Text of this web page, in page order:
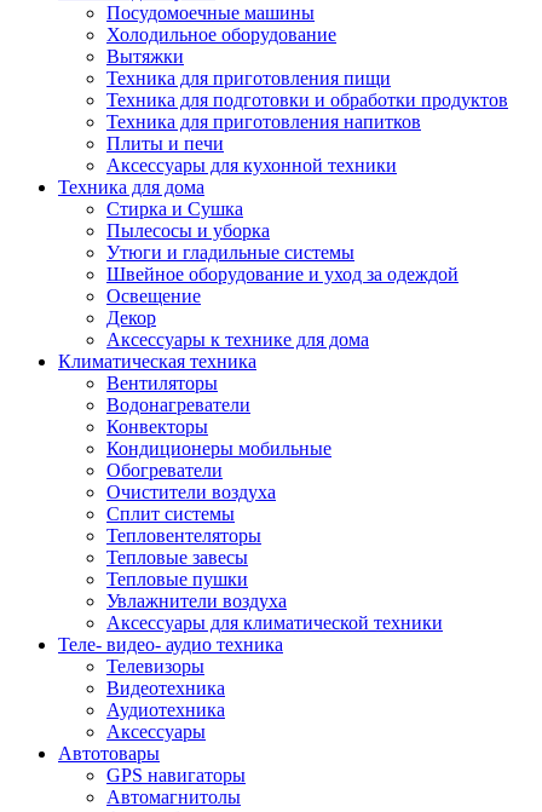
Посудомоечные машины
Холодильное оборудование
Вытяжки
Техника для приготовления пищи
Техника для подготовки и обработки продуктов
Техника для приготовления напитков
Плиты и печи
Аксессуары для кухонной техники
Техника для дома
Стирка и Сушка
Пылесосы и уборка
Утюги и гладильные системы
Швейное оборудование и уход за одеждой
Освещение
Декор
Аксессуары к технике для дома
Климатическая техника
Вентиляторы
Водонагреватели
Конвекторы
Кондиционеры мобильные
Обогреватели
Очистители воздуха
Сплит системы
Тепловентеляторы
Тепловые завесы
Тепловые пушки
Увлажнители воздуха
Аксессуары для климатической техники
Теле- видео- аудио техника
Телевизоры
Видеотехника
Аудиотехника
Аксессуары
Автотовары
GPS навигаторы
Автомагнитолы